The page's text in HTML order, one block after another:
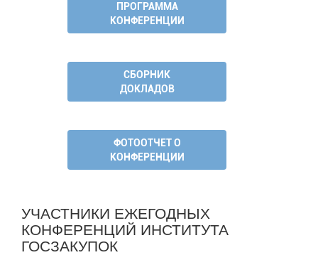
ПРОГРАММА
КОНФЕРЕНЦИИ
СБОРНИК
ДОКЛАДОВ
ФОТООТЧЕТ О
КОНФЕРЕНЦИИ
УЧАСТНИКИ ЕЖЕГОДНЫХ
КОНФЕРЕНЦИЙ ИНСТИТУТА
ГОСЗАКУПОК